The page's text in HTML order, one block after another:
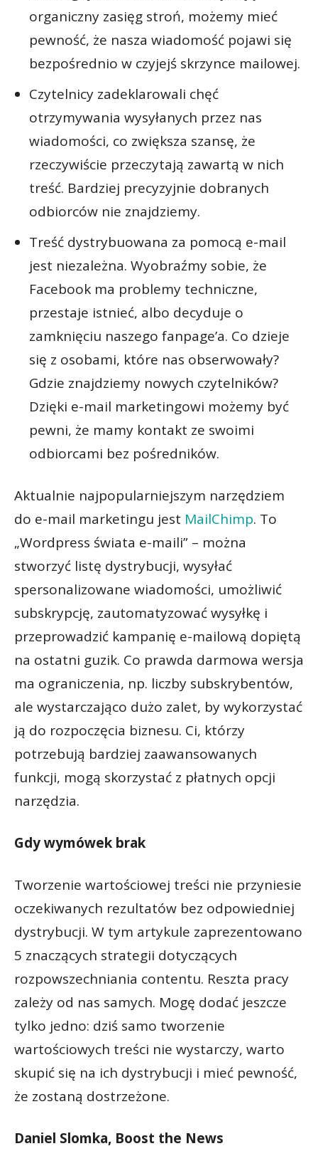
organiczny zasięg stroń, możemy mieć
pewność, że nasza wiadomość pojawi się
bezpośrednio w czyjejś skrzynce mailowej.
Czytelnicy zadeklarowali chęć
otrzymywania wysyłanych przez nas
wiadomości, co zwiększa szansę, że
rzeczywiście przeczytają zawartą w nich
treść. Bardziej precyzyjnie dobranych
odbiorców nie znajdziemy.
Treść dystrybuowana za pomocą e-mail
jest niezależna. Wyobraźmy sobie, że
Facebook ma problemy techniczne,
przestaje istnieć, albo decyduje o
zamknięciu naszego fanpage’a. Co dzieje
się z osobami, które nas obserwowały?
Gdzie znajdziemy nowych czytelników?
Dzięki e-mail marketingowi możemy być
pewni, że mamy kontakt ze swoimi
odbiorcami bez pośredników.
Aktualnie najpopularniejszym narzędziem
do e-mail marketingu jest MailChimp. To
„Wordpress świata e-maili” – można
stworzyć listę dystrybucji, wysyłać
spersonalizowane wiadomości, umożliwić
subskrypcję, zautomatyzować wysyłkę i
przeprowadzić kampanię e-mailową dopiętą
na ostatni guzik. Co prawda darmowa wersja
ma ograniczenia, np. liczby subskrybentów,
ale wystarczająco dużo zalet, by wykorzystać
ją do rozpoczęcia biznesu. Ci, którzy
potrzebują bardziej zaawansowanych
funkcji, mogą skorzystać z płatnych opcji
narzędzia.
Gdy wymówek brak
Tworzenie wartościowej treści nie przyniesie
oczekiwanych rezultatów bez odpowiedniej
dystrybucji. W tym artykule zaprezentowano
5 znaczących strategii dotyczących
rozpowszechniania contentu. Reszta pracy
zależy od nas samych. Mogę dodać jeszcze
tylko jedno: dziś samo tworzenie
wartościowych treści nie wystarczy, warto
skupić się na ich dystrybucji i mieć pewność,
że zostaną dostrzeżone.
Daniel Slomka, Boost the News